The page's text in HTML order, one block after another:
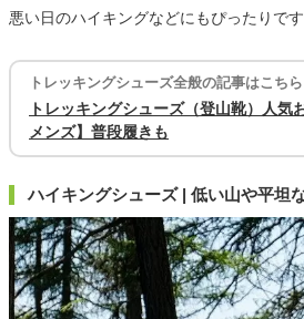
悪い日のハイキングなどにもぴったりです
トレッキングシューズ全般の記事はこちら
トレッキングシューズ（登山靴）人気
メンズ】普段履きも
ハイキングシューズ | 低い山や平坦